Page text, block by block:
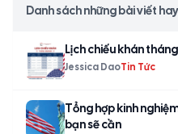
Danh sách những bài viết
Lịch chiếu khán
Jessica DaoTin Tức
Tổng hợp kinh
bạn sẽ cần